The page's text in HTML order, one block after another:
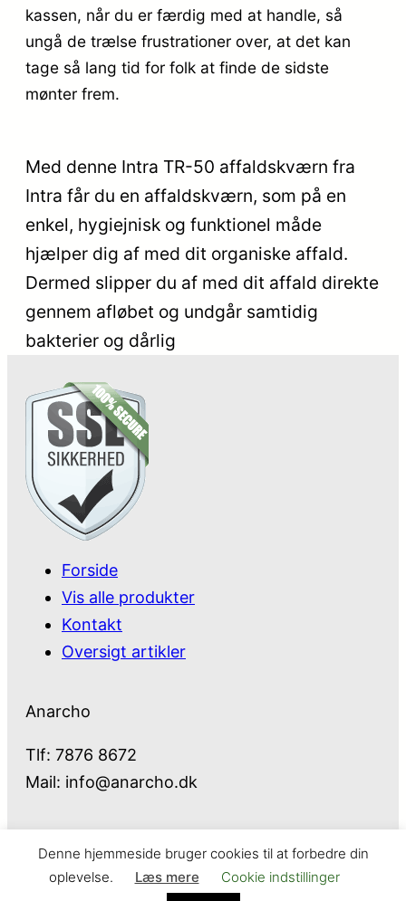
kassen, når du er færdig med at handle, så
ungå de trælse frustrationer over, at det kan
tage så lang tid for folk at finde de sidste
mønter frem.
Med denne Intra TR-50 affaldskværn fra
Intra får du en affaldskværn, som på en
enkel, hygiejnisk og funktionel måde
hjælper dig af med dit organiske affald.
Dermed slipper du af med dit affald direkte
gennem afløbet og undgår samtidig
bakterier og dårlig
Forside
Vis alle produkter
Kontakt
Oversigt artikler
Anarcho
Tlf: 7876 8672
Mail: info@anarcho.dk
Anarcho – alt i Hårde Hvidevarer
Denne hjemmeside bruger cookies til at forbedre din
oplevelse.
Læs mere Cookie indstillinger